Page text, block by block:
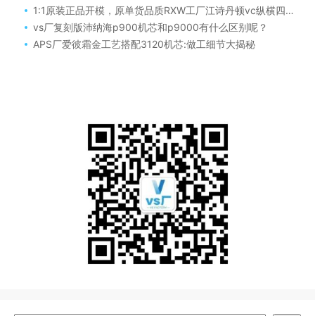
1:1原装正品开模，原单货品质RXW工厂江诗丹顿vc纵横四海系列女士腕表值得购买吗！
vs厂复刻版沛纳海p900机芯和p9000有什么区别呢？
APS厂爱彼霜金工艺搭配3120机芯:做工细节大揭秘